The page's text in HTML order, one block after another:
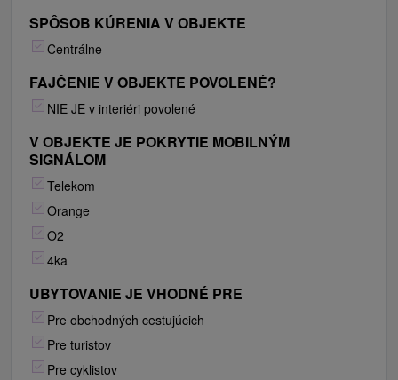
SPÔSOB KÚRENIA V OBJEKTE
Centrálne
FAJČENIE V OBJEKTE POVOLENÉ?
NIE JE v interiéri povolené
V OBJEKTE JE POKRYTIE MOBILNÝM
SIGNÁLOM
Telekom
Orange
O2
4ka
UBYTOVANIE JE VHODNÉ PRE
Pre obchodných cestujúcich
Pre turistov
Pre cyklistov